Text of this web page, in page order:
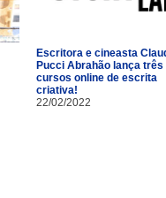
Escritora e cineasta
Pucci Abrahão lança três
cursos online de escrita
criativa!
22/02/2022